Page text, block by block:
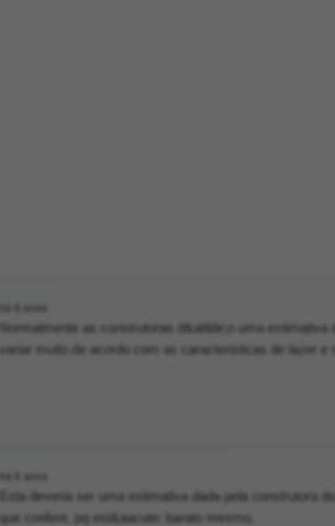
Normalmente as construtoras d&atilde;o uma
variar muito de acordo com as caracteristicas de lazer e
Esta deveria ser uma estimativa dada pela construtora
que conferir, pq est&aacute; barato mesmo.